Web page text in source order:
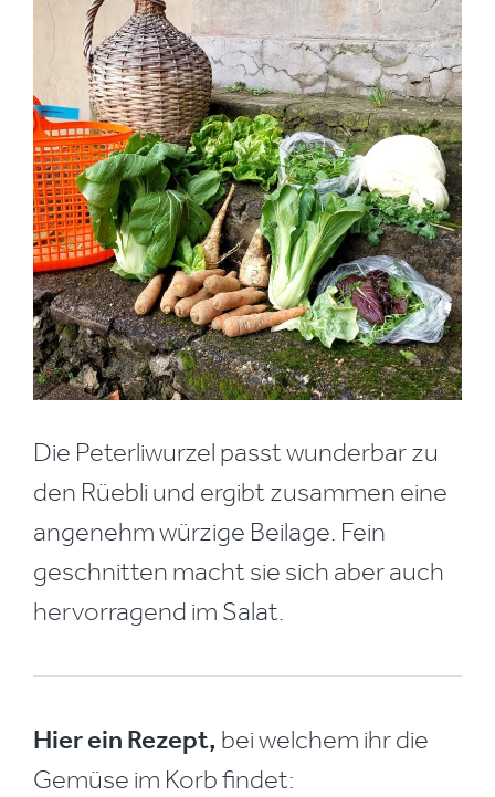
Die Peterliwurzel passt wunderbar zu
den Rüebli und ergibt zusammen eine
angenehm würzige Beilage. Fein
geschnitten macht sie sich aber auch
hervorragend im Salat.
Hier ein Rezept, bei welchem ihr die
Gemüse im Korb findet: